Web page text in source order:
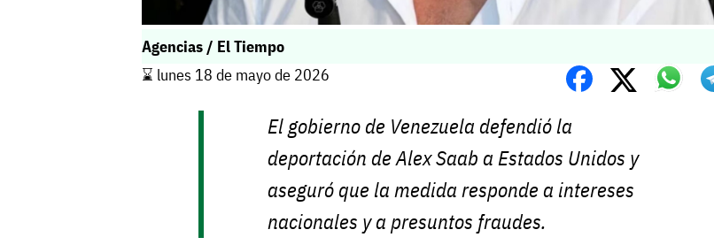
Agencias / El Tiempo
⌛️ lunes 18 de mayo de 2026
El gobierno de Venezuela defendió la
deportación de Alex Saab a Estados Unidos y
aseguró que la medida responde a intereses
nacionales y a presuntos fraudes.